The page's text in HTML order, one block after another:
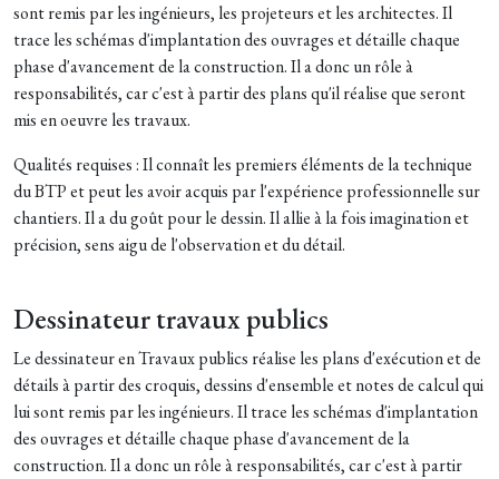
sont remis par les ingénieurs, les projeteurs et les architectes. Il
trace les schémas d'implantation des ouvrages et détaille chaque
phase d'avancement de la construction. Il a donc un rôle à
responsabilités, car c'est à partir des plans qu'il réalise que seront
mis en oeuvre les travaux.
Qualités requises : Il connaît les premiers éléments de la technique
du BTP et peut les avoir acquis par l'expérience professionnelle sur
chantiers. Il a du goût pour le dessin. Il allie à la fois imagination et
précision, sens aigu de l'observation et du détail.
Dessinateur travaux publics
Le dessinateur en Travaux publics réalise les plans d'exécution et de
détails à partir des croquis, dessins d'ensemble et notes de calcul qui
lui sont remis par les ingénieurs. Il trace les schémas d'implantation
des ouvrages et détaille chaque phase d'avancement de la
construction. Il a donc un rôle à responsabilités, car c'est à partir